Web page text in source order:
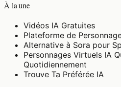
À la une
Vidéos IA Gratuites
Plateforme de
Alternative à Sora pour
Personnages Virtuels IA
Quotidiennement
Trouve Ta Préférée IA